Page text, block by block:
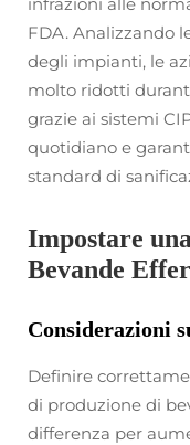
FDA. Analizzando
degli impianti, le
molto ridotti
grazie ai sistemi
quotidiano e
standard di
Impostare
Bevande
Considerazioni
Definire
di produzione di
differenza per